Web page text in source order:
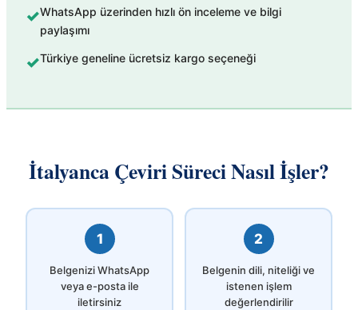
✓WhatsApp üzerinden hızlı ön inceleme ve bilgi
paylaşımı
✓Türkiye geneline ücretsiz kargo seçeneği
İtalyanca Çeviri Süreci Nasıl İşler?
1
Belgenizi WhatsApp
veya e-posta ile
iletirsiniz
2
Belgenin dili, niteliği ve
istenen işlem
değerlendirilir